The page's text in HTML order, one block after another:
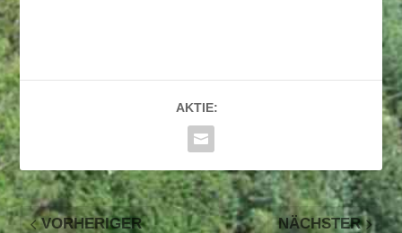
AKTIE:
VORHERIGER NÄCHSTER